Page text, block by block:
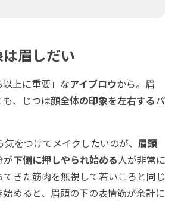
眉しだい
上に重要」なアイブロウから。眉
、じつは顔全体の印象を左右するパ
をつけてメイクしたいのが、 眉頭
が下側に押しやられ始める人が非常に
きた筋肉を無視して若いころと同じ
めると、眉頭の下の表情筋が余計に